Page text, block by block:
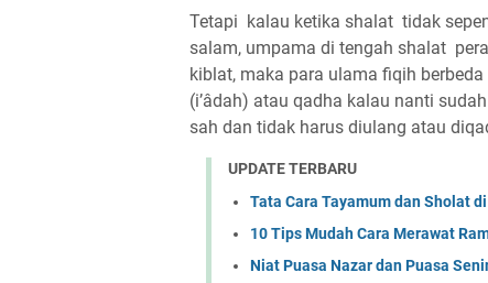
Tetapi kalau ketika shalat tidak
salam, umpama di tengah shalat
kiblat, maka para ulama fiqih
(i’âdah) atau qadha kalau nanti
sah dan tidak harus diulang atau
UPDATE TERBARU
Tata Cara Tayamum dan Sholat
10 Tips Mudah Cara Merawat
Niat Puasa Nazar dan Puasa